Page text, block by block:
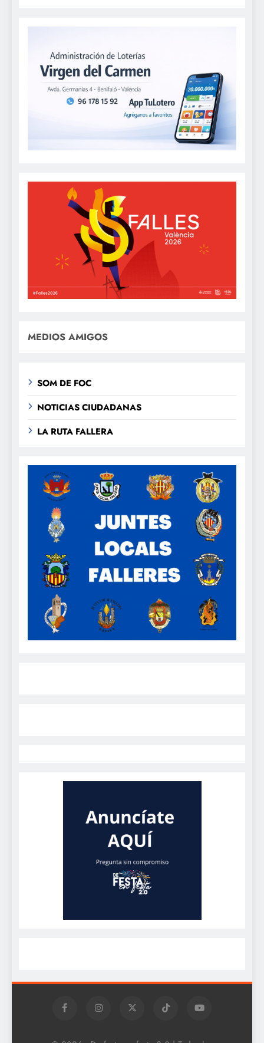
MEDIOS AMIGOS
SOM DE FOC
NOTICIAS CIUDADANAS
LA RUTA FALLERA